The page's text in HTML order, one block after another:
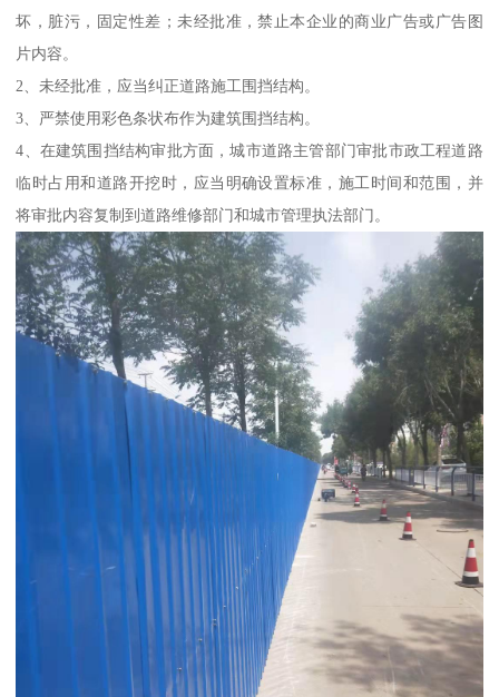
坏，脏污，固定性差；未经批准，禁止本企业的商业广告或广告图
片内容。
2、未经批准，应当纠正道路施工围挡结构。
3、严禁使用彩色条状布作为建筑围挡结构。
4、在建筑围挡结构审批方面，城市道路主管部门审批市政工程道路
临时占用和道路开挖时，应当明确设置标准，施工时间和范围，并
将审批内容复制到道路维修部门和城市管理执法部门。